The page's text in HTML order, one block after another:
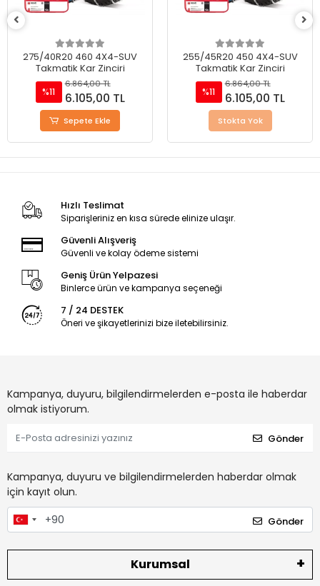
255/45R20 450 4X4-SUV
Takmatik Kar Zinciri
%11
6.864,00 TL
6.105,00 TL
Stokta Yok
245/45R18 400 4X4-SUV
Takmatik Kar Zinciri
%11
6.864,00 TL
6.105,00 TL
Sepete Ekle
Hızlı Teslimat
Siparişleriniz en kısa sürede elinize ulaşır.
Güvenli Alışveriş
Güvenli ve kolay ödeme sistemi
Geniş Ürün Yelpazesi
Binlerce ürün ve kampanya seçeneği
7 / 24 DESTEK
Öneri ve şikayetlerinizi bize iletebilirsiniz.
Kampanya, duyuru, bilgilendirmelerden e-posta ile haberdar
olmak istiyorum.
Gönder
Kampanya, duyuru ve bilgilendirmelerden haberdar olmak
için kayıt olun.
Gönder
Kurumsal